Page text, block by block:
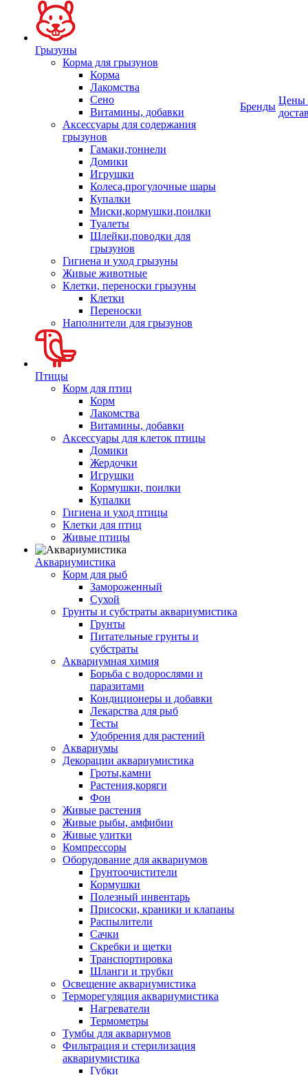
Грызуны
Корма для грызунов
Корма
Лакомства
Сено
Витамины, добавки
Аксессуары для содержания
грызунов
Гамаки,тоннели
Домики
Игрушки
Колеса,прогулочные шары
Купалки
Миски,кормушки,поилки
Туалеты
Шлейки,поводки для
грызунов
Гигиена и уход грызуны
Живые животные
Клетки, переноски грызуны
Клетки
Переноски
Наполнители для грызунов
Птицы
Корм для птиц
Корм
Лакомства
Витамины, добавки
Аксессуары для клеток птицы
Домики
Жердочки
Игрушки
Кормушки, поилки
Купалки
Гигиена и уход птицы
Клетки для птиц
Живые птицы
Аквариумистика
Корм для рыб
Замороженный
Сухой
Грунты и субстраты аквариумистика
Грунты
Питательные грунты и
субстраты
Аквариумная химия
Борьба с водорослями и
паразитами
Кондиционеры и добавки
Лекарства для рыб
Тесты
Удобрения для растений
Аквариумы
Декорации аквариумистика
Гроты,камни
Растения,коряги
Фон
Живые растения
Живые рыбы, амфибии
Живые улитки
Компрессоры
Оборудование для аквариумов
Грунтоочистители
Кормушки
Полезный инвентарь
Присоски, краники и клапаны
Распылители
Сачки
Скребки и щетки
Транспортировка
Шланги и трубки
Освещение аквариумистика
Терморегуляция аквариумистика
Нагреватели
Термометры
Тумбы для аквариумов
Фильтрация и стерилизация
аквариумистика
Губки
Бренды
Цены